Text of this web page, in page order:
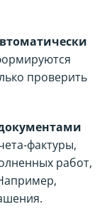
проверить
фактуры,
работ,